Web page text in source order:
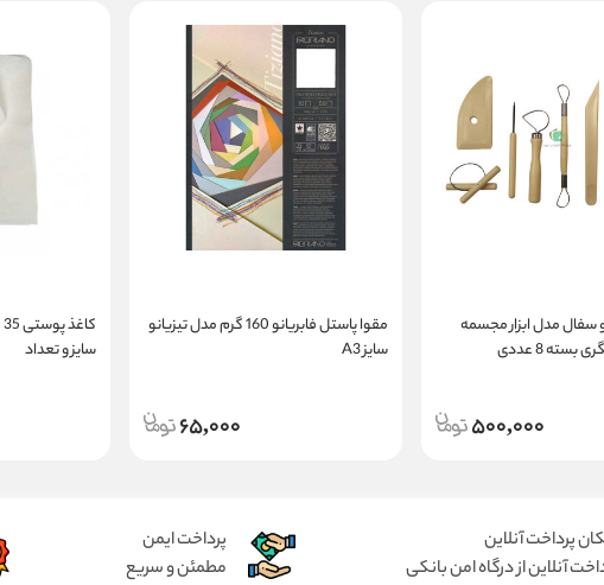
سفال مدل ابزار مجسمه
8 عددی
500,000
مقوا پاستل فابریانو 160 گرم مدل تیزیانو
سایز A3
65,000
سایز و تعداد
پرداخت آنلاین
آنلاین از درگاه امن بانکی
پرداخت ایمن
مطمئن و سریع